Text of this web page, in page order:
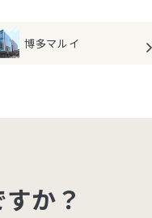
博多マルイ
か？